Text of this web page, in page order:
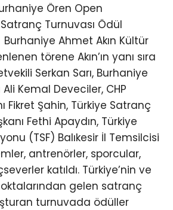
Ören Open
Satranç Turnuvası Ödül
Burhaniye Ahmet Akın Kültür
törene Akın’ın yanı sıra
Serkan Sarı, Burhaniye
Kemal Deveciler, CHP
Fikret Şahin, Türkiye Satranç
Fethi Apaydın, Türkiye
(TSF) Balıkesir İl Temsilcisi
antrenörler, sporcular,
katıldı. Türkiye’nin ve
gelen satranç
turnuvada ödüller